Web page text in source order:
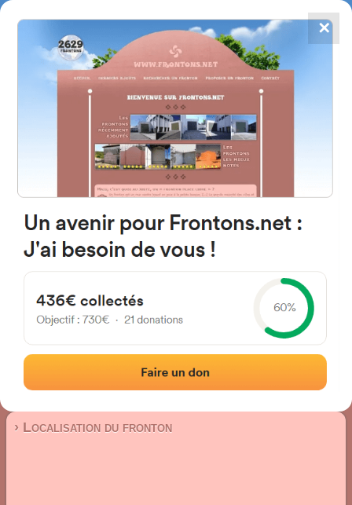
FRONTONS.NET
RECHERCHER UN FRONTON
PROPOSER UN FRONTON
4867
frontons
01008 Vitoria-Gasteiz, Araba
Pedro de Asua Kalea 2A
Fronton mur à gauche
Localisation|Photos|Commentaires et avis
› Localisation du fronton
✕